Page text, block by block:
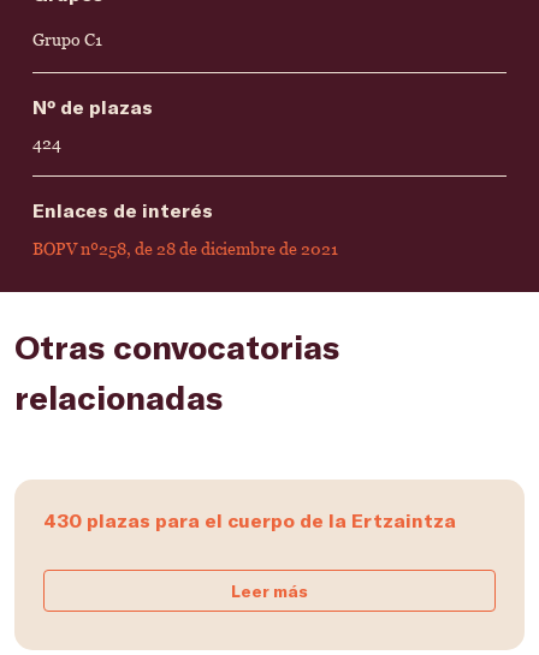
Grupo C1
Nº de plazas
424
Enlaces de interés
BOPV nº258, de 28 de diciembre de 2021
Otras convocatorias
relacionadas
430 plazas para el cuerpo de la Ertzaintza
Leer más